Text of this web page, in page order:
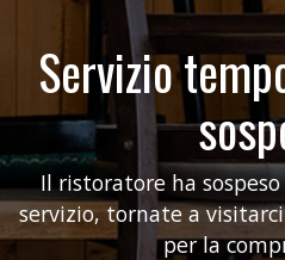
Servizio
Il ristoratore ha
servizio, tornate a
per la